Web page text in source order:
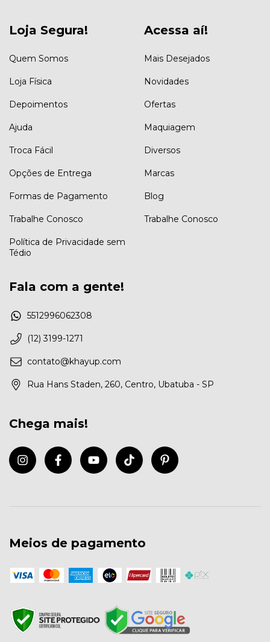
Loja Segura!
Quem Somos
Loja Física
Depoimentos
Ajuda
Troca Fácil
Opções de Entrega
Formas de Pagamento
Trabalhe Conosco
Política de Privacidade sem
Tédio
Acessa aí!
Mais Desejados
Novidades
Ofertas
Maquiagem
Diversos
Marcas
Blog
Trabalhe Conosco
Fala com a gente!
5512996062308
(12) 3199-1271
contato@khayup.com
Rua Hans Staden, 260, Centro, Ubatuba - SP
Chega mais!
Meios de pagamento